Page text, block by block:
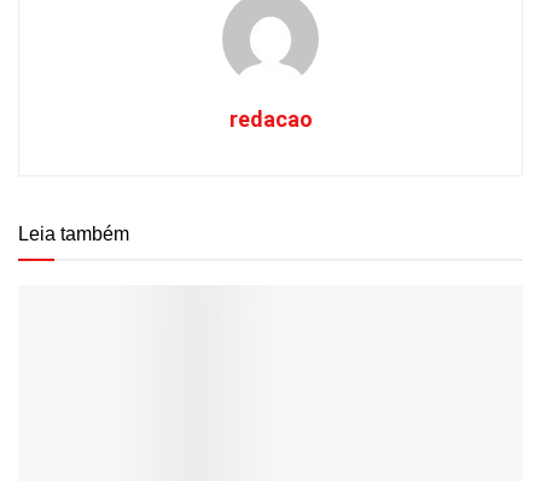
redacao
Leia também